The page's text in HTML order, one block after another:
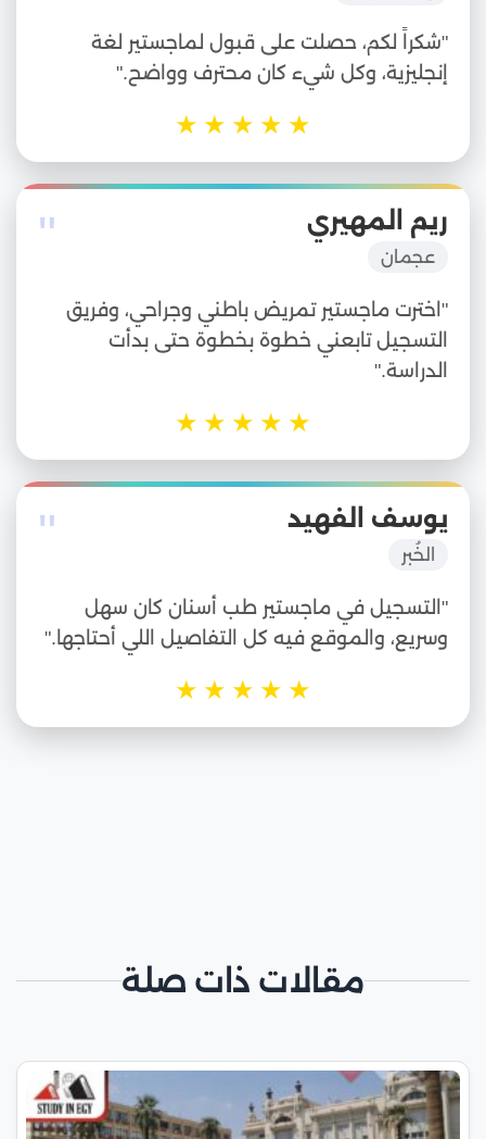
"شكراً لكم، حصلت على قبول لماجستير لغة
إنجليزية، وكل شيء كان محترف وواضح."
★
★
★
★
★
" ريم المهيري
عجمان
"اخترت ماجستير تمريض باطني وجراحي، وفريق
التسجيل تابعني خطوة بخطوة حتى بدأت
الدراسة."
★
★
★
★
★
" يوسف الفهيد
الخُبر
"التسجيل في ماجستير طب أسنان كان سهل
وسريع، والموقع فيه كل التفاصيل اللي أحتاجها."
★
★
★
★
★
مقالات ذات صلة